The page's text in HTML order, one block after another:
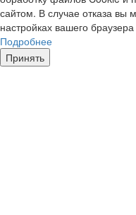
сайтом. В случае отказа вы
настройках вашего
Подробнее
Принять